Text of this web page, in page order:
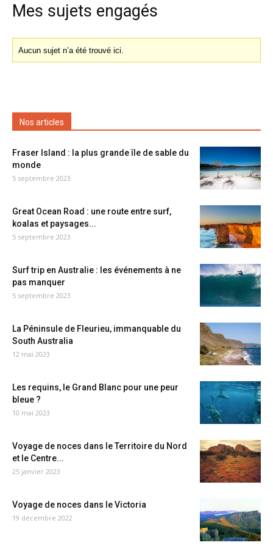
Mes sujets engagés
Aucun sujet n’a été trouvé ici.
Nos articles
Fraser Island : la plus grande île de sable du
monde
5 septembre 2023
Great Ocean Road : une route entre surf,
koalas et paysages...
5 septembre 2023
Surf trip en Australie : les événements à ne
pas manquer
5 septembre 2023
La Péninsule de Fleurieu, immanquable du
South Australia
12 mai 2023
Les requins, le Grand Blanc pour une peur
bleue ?
10 mai 2023
Voyage de noces dans le Territoire du Nord
et le Centre...
25 janvier 2023
Voyage de noces dans le Victoria
19 décembre 2022